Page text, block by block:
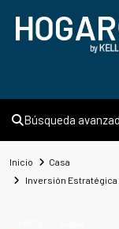
Búsqueda
Inicio
Casa
Inversión Estratégica